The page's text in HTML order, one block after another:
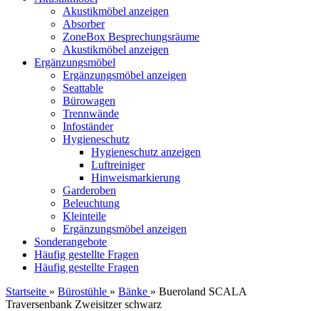
Akustikmöbel anzeigen
Absorber
ZoneBox Besprechungsräume
Akustikmöbel anzeigen
Ergänzungsmöbel
Ergänzungsmöbel anzeigen
Seattable
Bürowagen
Trennwände
Infoständer
Hygieneschutz
Hygieneschutz anzeigen
Luftreiniger
Hinweismarkierung
Garderoben
Beleuchtung
Kleinteile
Ergänzungsmöbel anzeigen
Sonderangebote
Häufig gestellte Fragen
Häufig gestellte Fragen
Startseite » Bürostühle » Bänke » Bueroland SCALA
Traversenbank Zweisitzer schwarz